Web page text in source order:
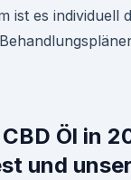
ist es individuell
Öl in
und